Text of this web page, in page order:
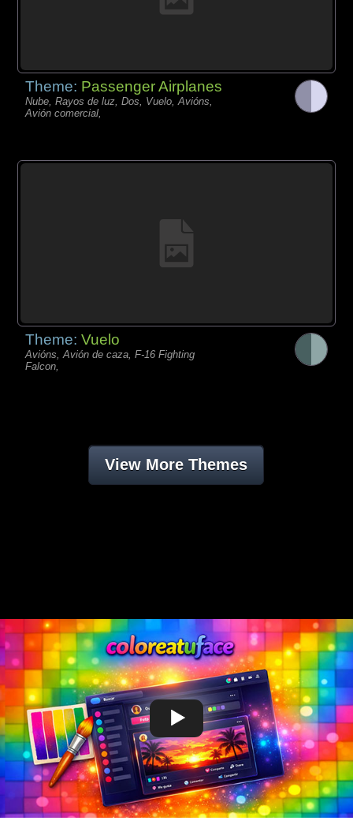
Theme: Passenger Airplanes
Nube, Rayos de luz, Dos, Vuelo, Avións,
Avión comercial,
Theme:Vuelo
Avións, Avión de caza, F-16 Fighting
Falcon,
View More Themes